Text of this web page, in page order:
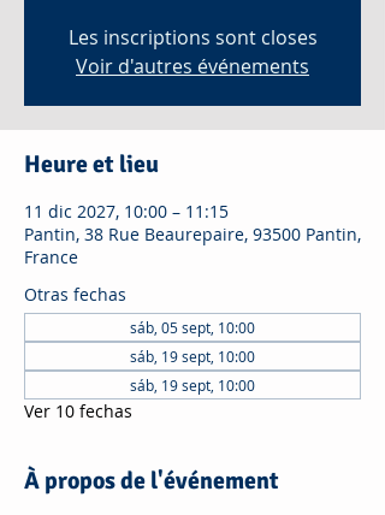
Les inscriptions sont closes
Voir d'autres événements
Heure et lieu
11 dic 2027, 10:00 – 11:15
Pantin, 38 Rue Beaurepaire, 93500 Pantin,
France
Otras fechas
sáb, 05 sept, 10:00
sáb, 19 sept, 10:00
sáb, 19 sept, 10:00
Ver 10 fechas
À propos de l'événement